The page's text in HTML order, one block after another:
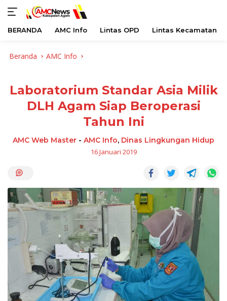
BERANDA AMC Info Lintas OPD Lintas Kecamatan
Beranda AMC Info
Laboratorium Standar Asia Milik
DLH Agam Siap Beroperasi
Tahun Ini
AMC Web Master - AMC Info, Dinas Lingkungan Hidup
16 Januari 2019